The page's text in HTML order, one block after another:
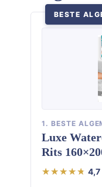
BESTE
1. BESTE
Luxe
Rits
4,7